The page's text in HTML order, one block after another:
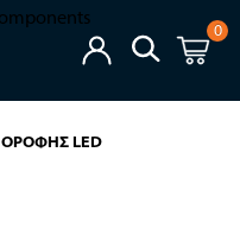
0
ΟΡΟΦΗΣ LED